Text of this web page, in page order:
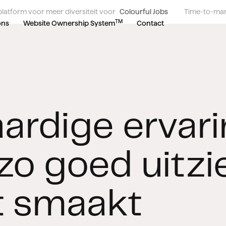
voor meer diversiteit voor Colourful Jobs Time-to-
Website Ownership SystemTM Contact
goed
smaakt